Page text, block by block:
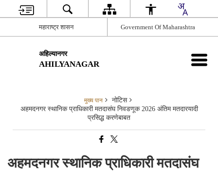
महाराष्ट्र शासन Government Of Maharashtra
अहिल्यानगर
AHILYANAGAR
मुख्य पान
नोटिस
अहमदनगर स्थानिक प्राधिकारी मतदासंघ निवडणूक 2026 अंतिम मतदारयादी
प्रसिद्ध करणेबाबत
अहमदनगर स्थानिक प्राधिकारी मतदासंघ